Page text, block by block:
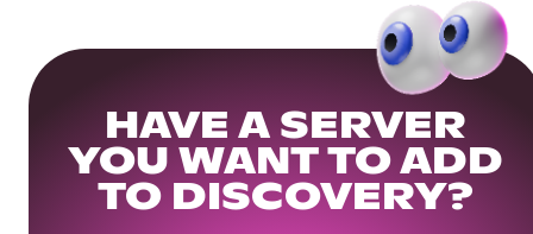
HAVE A SERVER
YOU WANT TO ADD
TO DISCOVERY?